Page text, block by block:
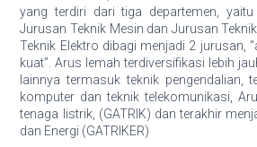
yang terdiri dari tiga departemen, yaitu
Jurusan Teknik Mesin dan Jurusan
Teknik Elektro dibagi menjadi 2 jurusan,
kuat”. Arus lemah terdiversifikasi lebih
lainnya termasuk teknik pengendalian,
komputer dan teknik telekomunikasi,
tenaga listrik, (GATRIK) dan terakhir
dan Energi (GATRIKER)